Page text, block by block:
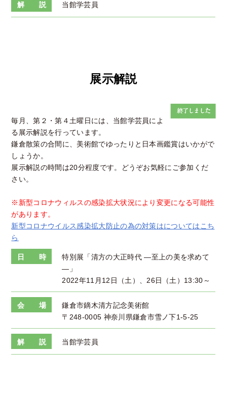
解 説 当館学芸員
展示解説
毎月、第２・第４土曜日には、当館学芸員によ
る展示解説を行っています。
鎌倉散策の合間に、美術館でゆったりと日本画鑑賞はいかがで
しょうか。
展示解説の時間は20分程度です。どうぞお気軽にご参加くだ
さい。
※新型コロナウィルスの感染拡大状況により変更になる可能性
があります。
新型コロナウイルス感染拡大防止の為の対策はについてはこち
ら
日 時
特別展「清方の大正時代 ―至上の美を求めて
―」
2022年11月12日（土）、26日（土）13:30～
会 場
鎌倉市鏑木清方記念美術館
〒248-0005 神奈川県鎌倉市雪ノ下1-5-25
解 説 当館学芸員